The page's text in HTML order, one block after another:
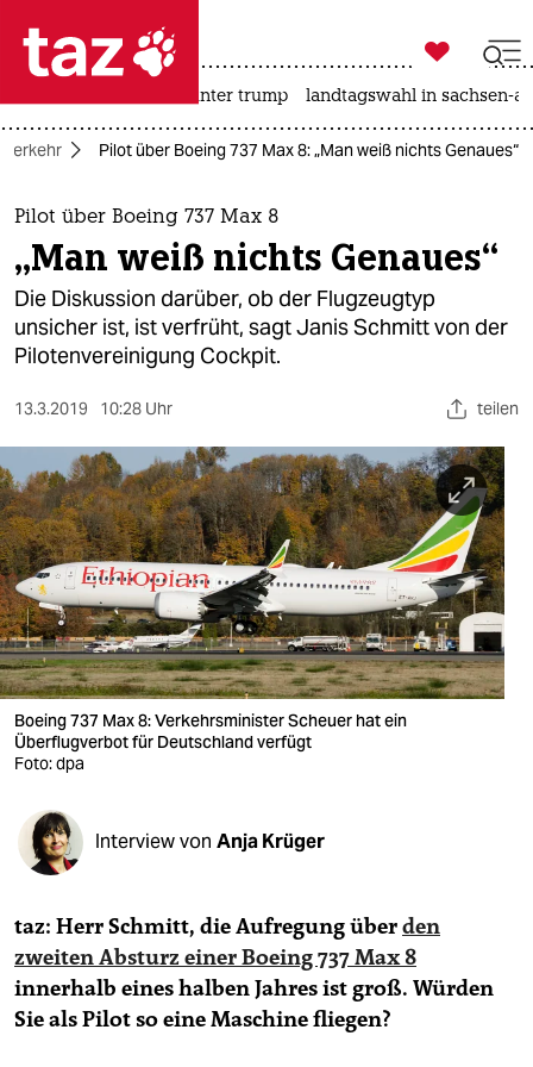
 taz zahl ich
taz zahl ich
themen
politik
öko
gesellschaft
sport
berlin
nord
wahrheit
verlag
verlag
shop
fragen & hilfe
unterstützen
abo
genossenschaft

taz zahl ich
usa unter trump landtagswahl in sachsen-
Verkehr Pilot über Boeing 737 Max 8: „Man weiß nichts Genaues“
Pilot über Boeing 737 Max 8
„Man weiß nichts Genaues“
Die Diskussion darüber, ob der Flugzeugtyp
unsicher ist, ist verfrüht, sagt Janis Schmitt von der
Pilotenvereinigung Cockpit.
13.3.2019 10:28 Uhr teilen
Boeing 737 Max 8: Verkehrsminister Scheuer hat ein
Überflugverbot für Deutschland verfügt
Foto: dpa
Interview von Anja Krüger
taz: Herr Schmitt, die Aufregung überden
zweiten Absturz einer Boeing 737 Max 8
innerhalb eines halben Jahres ist groß. Würden
Sie als Pilot so eine Maschine fliegen?